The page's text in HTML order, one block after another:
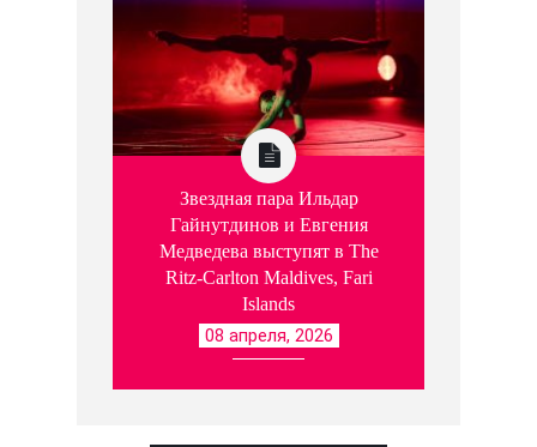
Звездная пара Ильдар
Гайнутдинов и Евгения
Медведева выступят в The
Ritz-Carlton Maldives, Fari
Islands
08 апреля, 2026